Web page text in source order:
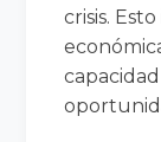
crisis.